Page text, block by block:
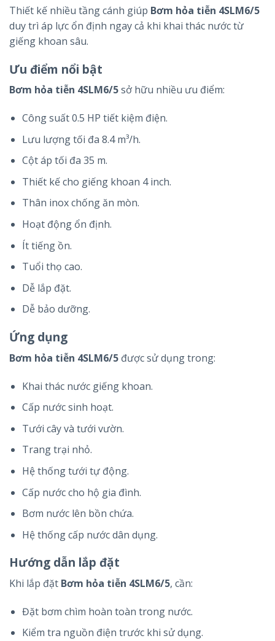
Thiết kế nhiều tầng cánh giúp Bơm hỏa tiễn 4SLM6/5
duy trì áp lực ổn định ngay cả khi khai thác nước từ
giếng khoan sâu.
Ưu điểm nổi bật
Bơm hỏa tiễn 4SLM6/5sở hữu nhiều ưu điểm:
Công suất 0.5 HP tiết kiệm điện.
Lưu lượng tối đa 8.4 m³/h.
Cột áp tối đa 35 m.
Thiết kế cho giếng khoan 4 inch.
Thân inox chống ăn mòn.
Hoạt động ổn định.
Ít tiếng ồn.
Tuổi thọ cao.
Dễ lắp đặt.
Dễ bảo dưỡng.
Ứng dụng
Bơm hỏa tiễn 4SLM6/5 được sử dụng trong:
Khai thác nước giếng khoan.
Cấp nước sinh hoạt.
Tưới cây và tưới vườn.
Trang trại nhỏ.
Hệ thống tưới tự động.
Cấp nước cho hộ gia đình.
Bơm nước lên bồn chứa.
Hệ thống cấp nước dân dụng.
Hướng dẫn lắp đặt
Khi lắp đặt Bơm hỏa tiễn 4SLM6/5, cần:
Đặt bơm chìm hoàn toàn trong nước.
Kiểm tra nguồn điện trước khi sử dụng.